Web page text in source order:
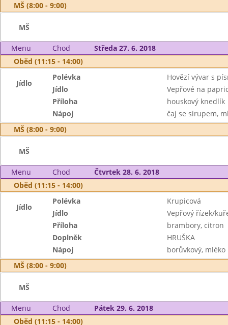
MŠ (8:00 - 9:00)
MŠ
Menu Chod
Středa 27. 6. 2018
Oběd (11:15 - 14:00)
Jídlo
Polévka
Hovězí vývar s
Jídlo
Vepřové na
Příloha
houskový knedlík
Nápoj
čaj se sirupem,
MŠ (8:00 - 9:00)
MŠ
Menu Chod
Čtvrtek 28. 6. 2018
Oběd (11:15 - 14:00)
Jídlo
Polévka
Krupicová
Jídlo
Vepřový řízek/
Příloha
brambory, citron
Doplněk
HRUŠKA
Nápoj
borůvkový, mléko
MŠ (8:00 - 9:00)
MŠ
Menu Chod
Pátek 29. 6. 2018
Oběd (11:15 - 14:00)